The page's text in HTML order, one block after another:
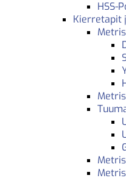
HSS-
Kierretapit